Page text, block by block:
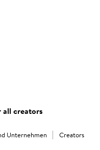
creators
Unternehmen Creators